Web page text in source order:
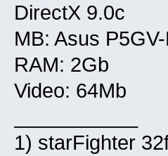
DirectX 9.0c
MB: Asus
RAM: 2Gb
Video: 64Mb
1) starFighter